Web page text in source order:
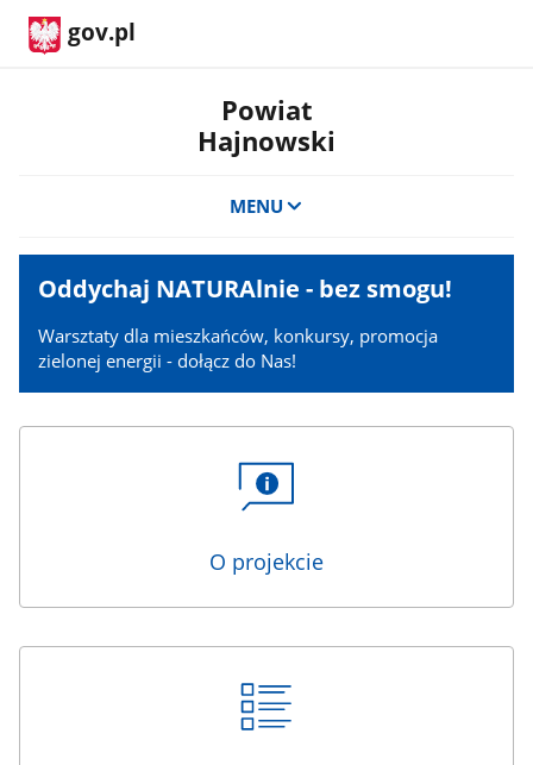
gov.pl
Powiat
Hajnowski
MENU
promo
Oddychaj NATURAlnie - bez smogu!
Warsztaty dla mieszkańców, konkursy, promocja
zielonej energii - dołącz do Nas!
Linki
O projekcie